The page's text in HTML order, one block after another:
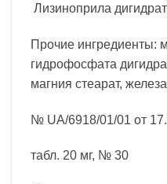
Лизиноприла
Прочие ингредиенты:
гидрофосфата
магния стеарат,
№ UA/6918/01/01 от
табл. 20 мг, № 30